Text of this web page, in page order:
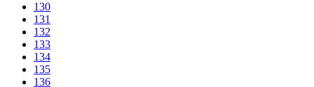
130
131
132
133
134
135
136